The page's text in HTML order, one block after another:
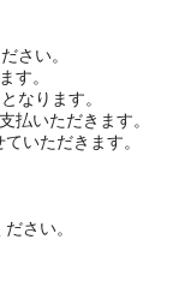
さい。
す。
なります。
払いただきます。
いただきます。
さい。